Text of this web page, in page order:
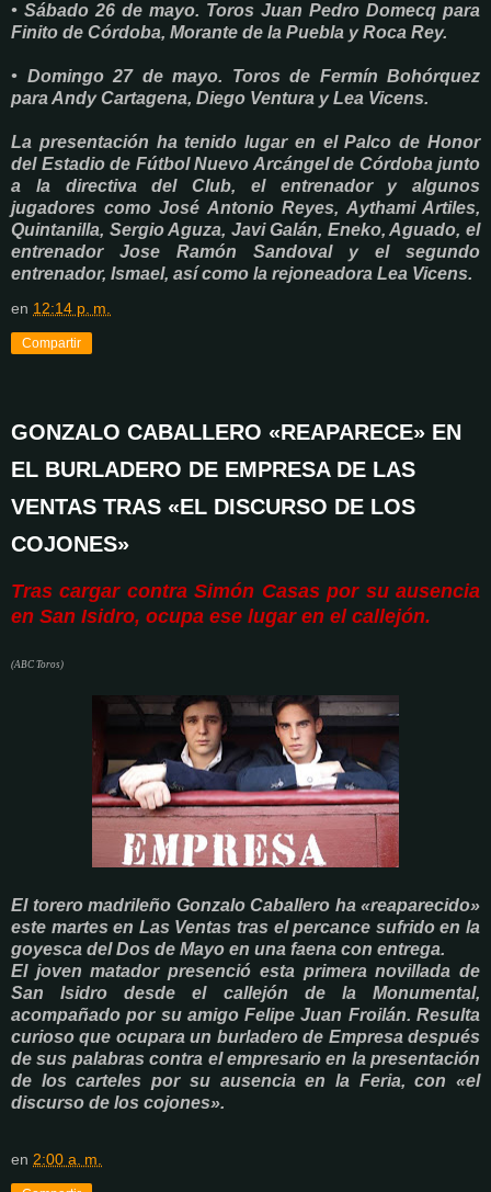
• Sábado 26 de mayo. Toros Juan Pedro Domecq para
Finito de Córdoba, Morante de la Puebla y Roca Rey.
• Domingo 27 de mayo. Toros de Fermín Bohórquez
para Andy Cartagena, Diego Ventura y Lea Vicens.
La presentación ha tenido lugar en el Palco de Honor
del Estadio de Fútbol Nuevo Arcángel de Córdoba junto
a la directiva del Club, el entrenador y algunos
jugadores como José Antonio Reyes, Aythami Artiles,
Quintanilla, Sergio Aguza, Javi Galán, Eneko, Aguado, el
entrenador Jose Ramón Sandoval y el segundo
entrenador, Ismael, así como la rejoneadora Lea Vicens.
en 12:14 p. m.
Compartir
GONZALO CABALLERO «REAPARECE» EN
EL BURLADERO DE EMPRESA DE LAS
VENTAS TRAS «EL DISCURSO DE LOS
COJONES»
Tras cargar contra Simón Casas por su ausencia
en San Isidro, ocupa ese lugar en el callejón.
(ABC Toros)
El torero madrileño Gonzalo Caballero ha «reaparecido»
este martes en Las Ventas tras el percance sufrido en la
goyesca del Dos de Mayo en una faena con entrega.
El joven matador presenció esta primera novillada de
San Isidro desde el callejón de la Monumental,
acompañado por su amigo Felipe Juan Froilán. Resulta
curioso que ocupara un burladero de Empresa después
de sus palabras contra el empresario en la presentación
de los carteles por su ausencia en la Feria, con «el
discurso de los cojones».
en 2:00 a. m.